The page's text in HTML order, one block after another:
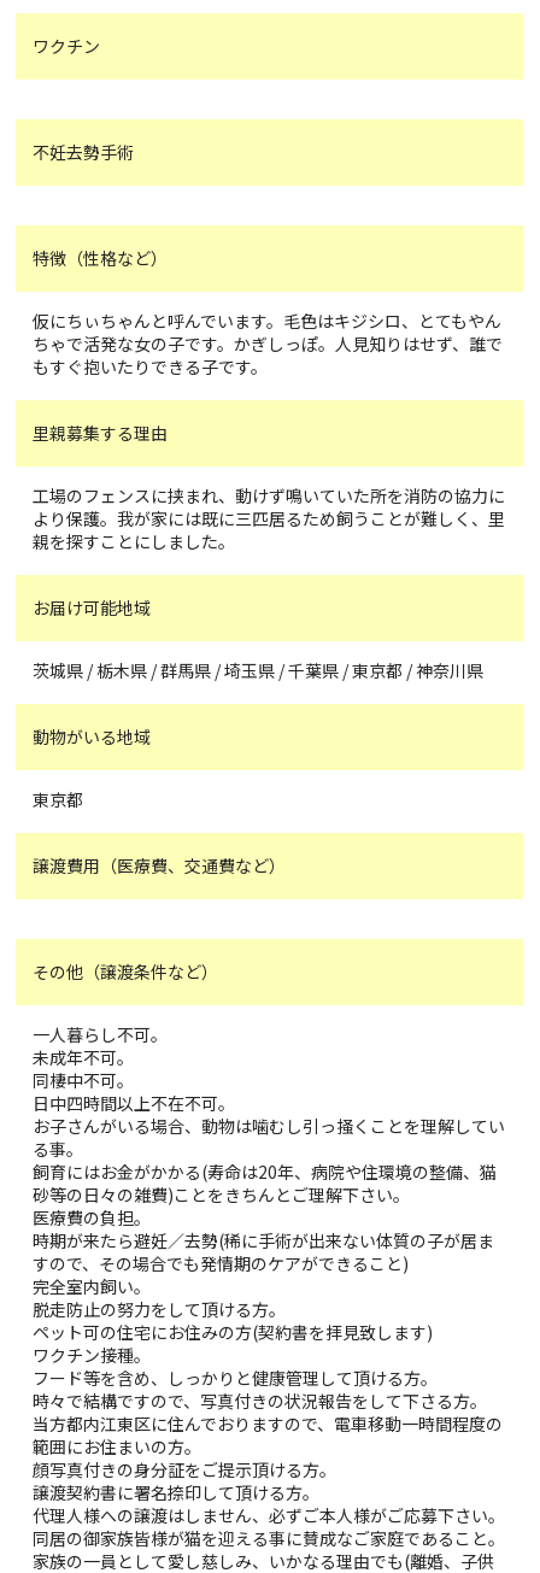
ワクチン
不妊去勢手術
特徴（性格など）
仮にちぃちゃんと呼んでいます。毛色はキジシロ、とてもやん
ちゃで活発な女の子です。かぎしっぽ。人見知りはせず、誰で
もすぐ抱いたりできる子です。
里親募集する理由
工場のフェンスに挟まれ、動けず鳴いていた所を消防の協力に
より保護。我が家には既に三匹居るため飼うことが難しく、里
親を探すことにしました。
お届け可能地域
茨城県 / 栃木県 / 群馬県 / 埼玉県 / 千葉県 / 東京都 / 神奈川県
動物がいる地域
東京都
譲渡費用（医療費、交通費など）
その他（譲渡条件など）
一人暮らし不可。
未成年不可。
同棲中不可。
日中四時間以上不在不可。
お子さんがいる場合、動物は噛むし引っ掻くことを理解してい
る事。
飼育にはお金がかかる(寿命は20年、病院や住環境の整備、猫
砂等の日々の雑費)ことをきちんとご理解下さい。
医療費の負担。
時期が来たら避妊／去勢(稀に手術が出来ない体質の子が居ま
すので、その場合でも発情期のケアができること)
完全室内飼い。
脱走防止の努力をして頂ける方。
ペット可の住宅にお住みの方(契約書を拝見致します)
ワクチン接種。
フード等を含め、しっかりと健康管理して頂ける方。
時々で結構ですので、写真付きの状況報告をして下さる方。
当方都内江東区に住んでおりますので、電車移動一時間程度の
範囲にお住まいの方。
顔写真付きの身分証をご提示頂ける方。
譲渡契約書に署名捺印して頂ける方。
代理人様への譲渡はしません、必ずご本人様がご応募下さい。
同居の御家族皆様が猫を迎える事に賛成なご家庭であること。
家族の一員として愛し慈しみ、いかなる理由でも(離婚、子供